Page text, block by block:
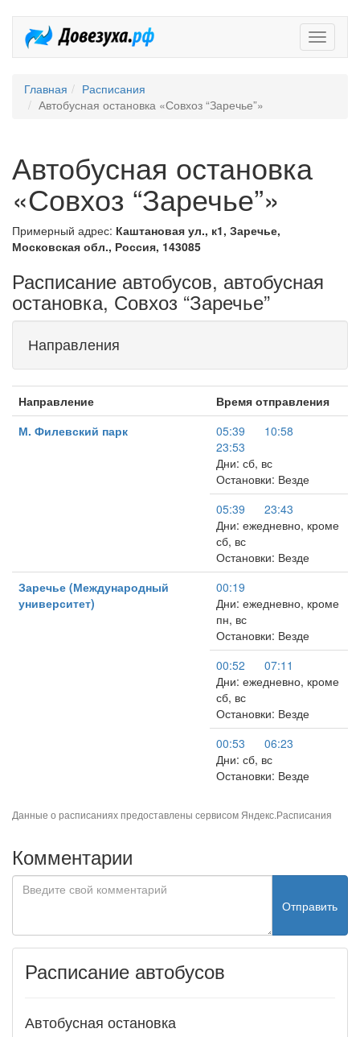
Главная
Расписания
Автобусная остановка «Совхоз “Заречье”»
Автобусная остановка
«Совхоз “Заречье”»
Примерный адрес: Каштановая ул., к1, Заречье,
Московская обл., Россия, 143085
Расписание автобусов, автобусная
остановка, Совхоз “Заречье”
Направления
Направление
Время отправления
М. Филевский парк
05:39
10:58
23:53
Дни: сб, вс
Остановки: Везде
05:39
23:43
Дни: ежедневно, кроме
сб, вс
Остановки: Везде
Заречье (Международный
университет)
00:19
Дни: ежедневно, кроме
пн, вс
Остановки: Везде
00:52
07:11
Дни: ежедневно, кроме
сб, вс
Остановки: Везде
00:53
06:23
Дни: сб, вс
Остановки: Везде
Данные о расписаниях предоставлены сервисом Яндекс.Расписания
Комментарии
Отправить
Расписание автобусов
Автобусная остановка